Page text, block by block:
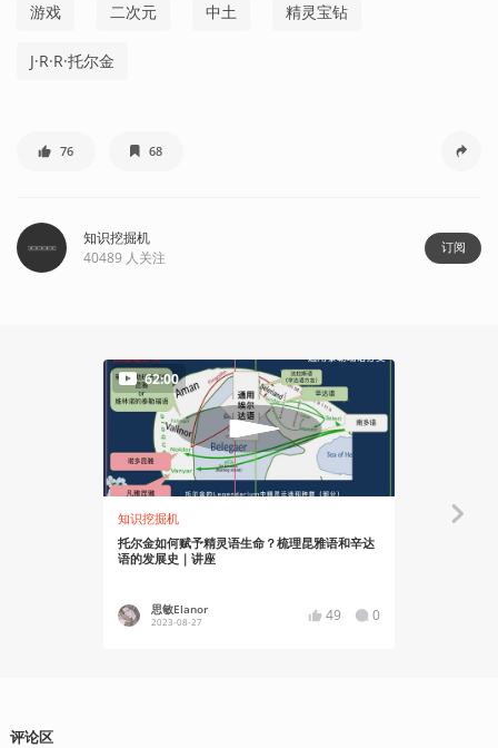
游戏 二次元 中土 精灵宝钻
J·R·R·托尔金
76 68
知识挖掘机
40489 人关注
订阅
62:00
知识挖掘机
托尔金如何赋予精灵语生命？梳理昆雅语和辛达
语的发展史｜讲座
思敏Elanor
2023-08-27 49 0
知识挖掘机
评论区